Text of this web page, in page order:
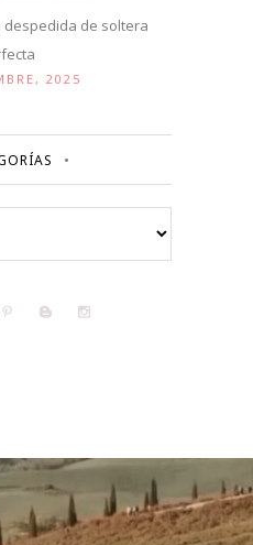
despedida de soltera
2025